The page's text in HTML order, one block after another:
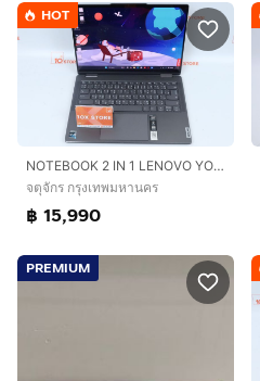
HOT
NOTEBOOK 2 IN 1 LENOVO YOGA 7 14IRH8 Core i5-1340P Ram16.512GB Touch Screen
จตุจักร กรุงเทพมหานคร
฿ 15,990
PREMIUM